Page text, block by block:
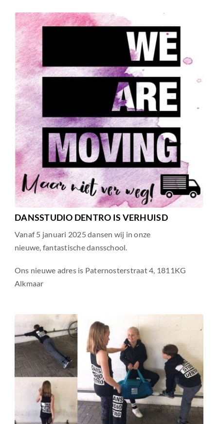
DANSSTUDIO DENTRO IS VERHUISD
Vanaf 5 januari 2025 dansen wij in onze
nieuwe, fantastische dansschool.
Ons nieuwe adres is Paternosterstraat 4, 1811KG
Alkmaar